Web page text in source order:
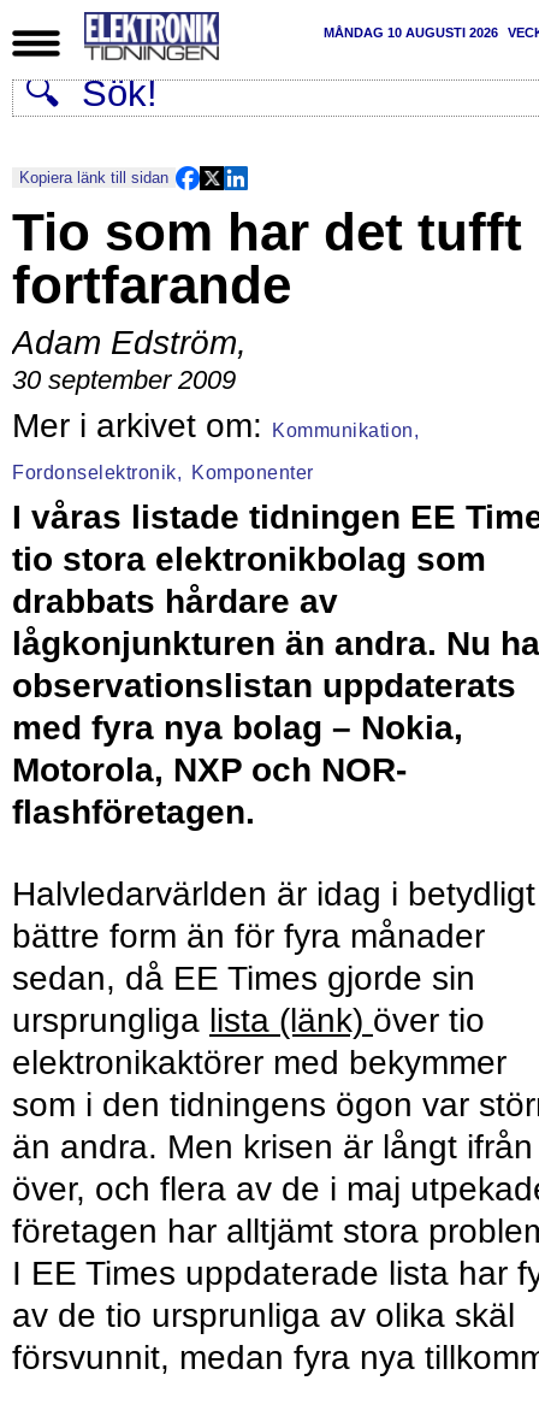
MÅNDAG 10 AUGUSTI 2026
Kopiera länk till sidan
Tio som har det tufft
fortfarande
Adam Edström,
30 september 2009
Kommunikation,
Fordonselektronik, Komponenter
I våras listade tidningen EE
tio stora elektronikbolag som
drabbats hårdare av
lågkonjunkturen än andra. Nu
observationslistan uppdaterats
med fyra nya bolag – Nokia,
Motorola, NXP och NOR-
flashföretagen.
Halvledarvärlden är idag i betydligt
bättre form än för fyra månader
sedan, då EE Times gjorde sin
ursprungliga lista (länk) över tio
elektronikaktörer med bekymmer
som i den tidningens ögon var
än andra. Men krisen är långt ifrån
över, och flera av de i maj
företagen har alltjämt stora
I EE Times uppdaterade lista har
av de tio ursprunliga av olika skäl
försvunnit, medan fyra nya